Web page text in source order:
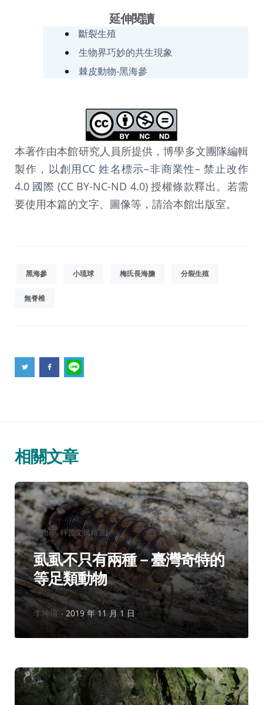
延伸閱讀
斷裂生殖
生物界巧妙的共生現象
棘皮動物-黑海參
本著作由本館研究人員所提供，博學多文團隊編輯
製作，以創用CC 姓名標示–非商業性– 禁止改作
4.0 國際 (CC BY-NC-ND 4.0) 授權條款釋出。若需
要使用本篇的文字、圖像等，請洽本館出版室。
黑海參 小琉球 梅氏長海膽 分裂生殖
無脊椎
相關文章
分
類：
生物學 科普文摘精選
虱虱不只有兩種－臺灣奇特的
等足類動物
作
李坤瑄 2019 年 11 月 1 日